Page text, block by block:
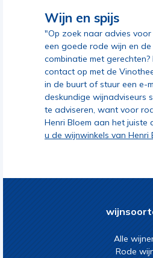
Wijn en spijs
"Op zoek naar advies voor
een goede rode wijn en de
combinatie met
contact op met de
in de buurt of stuur een e-
deskundige wijnadviseurs
te adviseren, want voor
Henri Bloem aan het juiste
u de wijnwinkels van Henri
Alle
Rode